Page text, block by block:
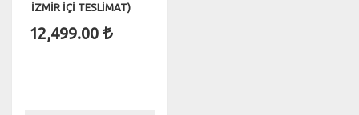
İZMİR İÇİ TESLİMAT)
12,499.00